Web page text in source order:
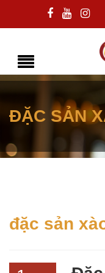
ĐẶC SẢN
đặc sản